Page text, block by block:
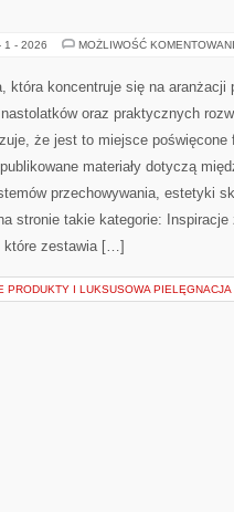
1 - 2026 MOŻLIWOŚĆ
która koncentruje się na aranżacji
oraz praktycznych
że jest to miejsce
materiały dotyczą
przechowywania, estetyki
stronie takie kategorie:
które zestawia […]
PRODUKTY I LUKSUSOWA PIELĘGNACJA